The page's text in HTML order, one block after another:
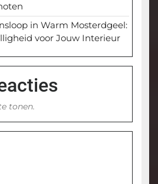
in Warm Mosterdgeel:
voor Jouw Interieur
tonen.